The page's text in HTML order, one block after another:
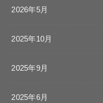
2026年5月
2025年10月
2025年9月
2025年6月